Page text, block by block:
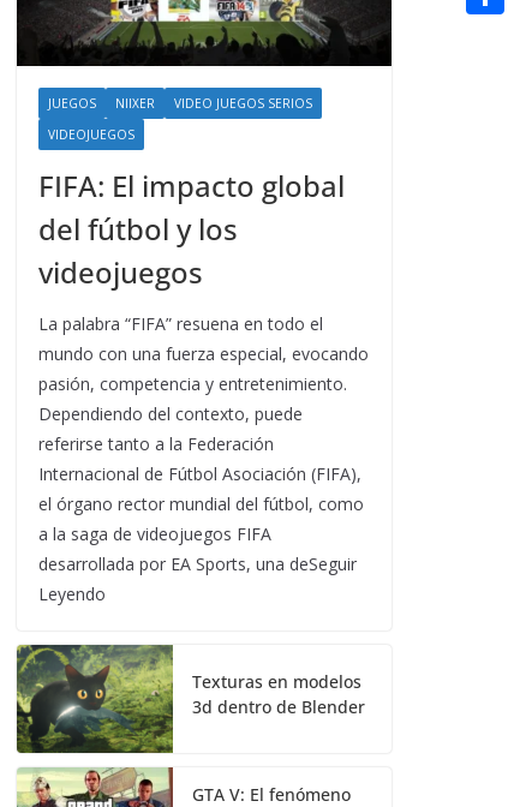
JUEGOS NIIXER
VIDEO JUEGOS SERIOS
VIDEOJUEGOS
FIFA: El impacto global
del fútbol y los
videojuegos
La palabra “FIFA” resuena en todo el
mundo con una fuerza especial, evocando
pasión, competencia y entretenimiento.
Dependiendo del contexto, puede
referirse tanto a la Federación
Internacional de Fútbol Asociación (FIFA),
el órgano rector mundial del fútbol, como
a la saga de videojuegos FIFA
desarrollada por EA Sports, una deSeguir
Leyendo
Texturas en modelos
3d dentro de Blender
GTA V: El fenómeno
n
a